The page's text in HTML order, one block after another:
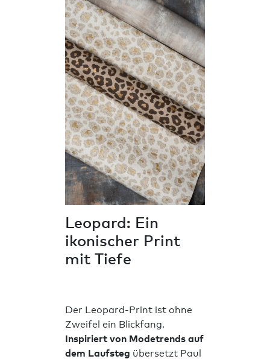
Leopard: Ein
ikonischer Print
mit Tiefe
Der Leopard-Print ist ohne
Zweifel ein Blickfang.
Inspiriert von Modetrends auf
dem Laufsteg übersetzt Paul